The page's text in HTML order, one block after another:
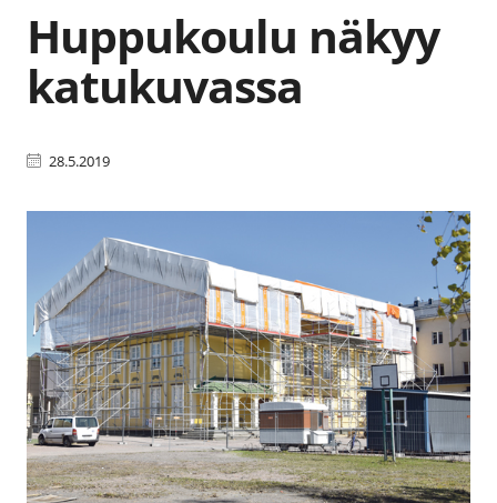
Huppukoulu näkyy
katukuvassa
28.5.2019